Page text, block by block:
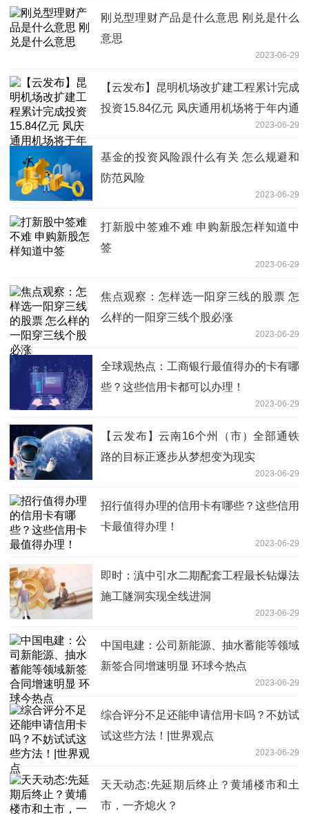
刚兑型理财产品是什么意思 刚兑是什么
意思
2023-06-29
【云发布】昆明机场改扩建工程累计完成
投资15.84亿元 凤庆通用机场将于年内通
2023-06-29
基金的投资风险跟什么有关 怎么规避和
防范风险
2023-06-29
打新股中签难不难 申购新股怎样知道中
签
2023-06-29
焦点观察：怎样选一阳穿三线的股票 怎
么样的一阳穿三线个股必涨
2023-06-29
全球观热点：工商银行最值得办的卡有哪
些？这些信用卡都可以办理！
2023-06-29
【云发布】云南16个州（市）全部通铁
路的目标正逐步从梦想变为现实
2023-06-29
招行值得办理的信用卡有哪些？这些信用
卡最值得办理！
2023-06-29
即时：滇中引水二期配套工程最长钻爆法
施工隧洞实现全线进洞
2023-06-29
中国电建：公司新能源、抽水蓄能等领域
新签合同增速明显 环球今热点
2023-06-29
综合评分不足还能申请信用卡吗？不妨试
试这些方法！|世界观点
2023-06-29
天天动态:先延期后终止？黄埔楼市和土
市，一齐熄火？